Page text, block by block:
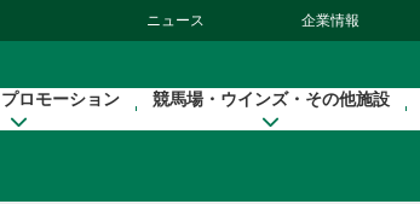
ニュース 企業情報
ロモーション 競馬場・ウインズ・その他施設